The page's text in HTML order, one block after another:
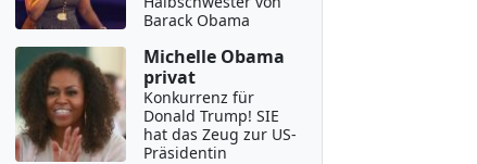
Barack Obama
Michelle Obama
privat
Konkurrenz für
Donald Trump! SIE
hat das Zeug zur US-
Präsidentin